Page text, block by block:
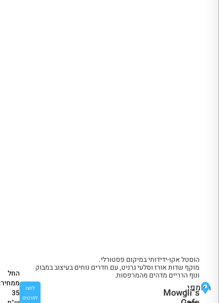
Mowgli"s
האמפי,
הוסטל אקו-ידידותי במיקום פסטורלי.
מוקף שדות אורז וסלעי גרניט, עם חדרים נוחים בעיצוב במבוק
ונוף הרריים מדהים מהמרפסות.
החל
35
לחצו
לפרטים